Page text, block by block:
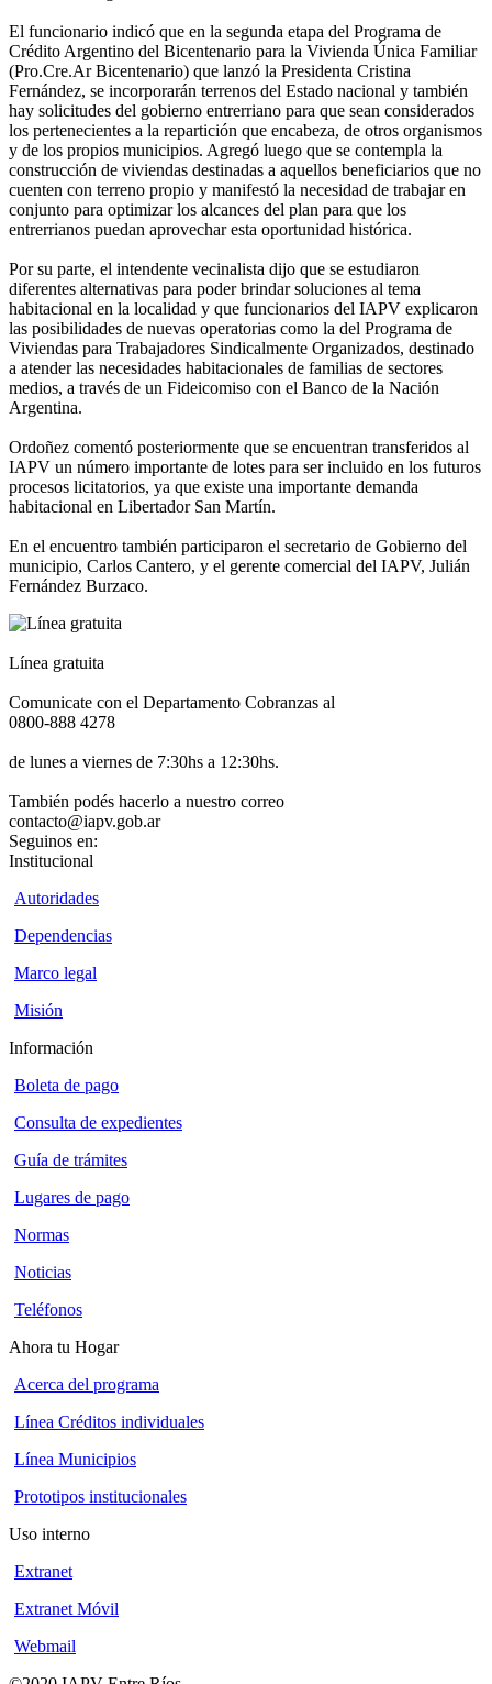
El funcionario indicó que en la segunda etapa del Programa de
Crédito Argentino del Bicentenario para la Vivienda Única Familiar
(Pro.Cre.Ar Bicentenario) que lanzó la Presidenta Cristina
Fernández, se incorporarán terrenos del Estado nacional y también
hay solicitudes del gobierno entrerriano para que sean considerados
los pertenecientes a la repartición que encabeza, de otros organismos
y de los propios municipios. Agregó luego que se contempla la
construcción de viviendas destinadas a aquellos beneficiarios que no
cuenten con terreno propio y manifestó la necesidad de trabajar en
conjunto para optimizar los alcances del plan para que los
entrerrianos puedan aprovechar esta oportunidad histórica.
Por su parte, el intendente vecinalista dijo que se estudiaron
diferentes alternativas para poder brindar soluciones al tema
habitacional en la localidad y que funcionarios del IAPV explicaron
las posibilidades de nuevas operatorias como la del Programa de
Viviendas para Trabajadores Sindicalmente Organizados, destinado
a atender las necesidades habitacionales de familias de sectores
medios, a través de un Fideicomiso con el Banco de la Nación
Argentina.
Ordoñez comentó posteriormente que se encuentran transferidos al
IAPV un número importante de lotes para ser incluido en los futuros
procesos licitatorios, ya que existe una importante demanda
habitacional en Libertador San Martín.
En el encuentro también participaron el secretario de Gobierno del
municipio, Carlos Cantero, y el gerente comercial del IAPV, Julián
Fernández Burzaco.
Línea gratuita
Comunicate con el Departamento Cobranzas al
0800-888 4278
de lunes a viernes de 7:30hs a 12:30hs.
También podés hacerlo a nuestro correo
contacto@iapv.gob.ar
Seguinos en:
Institucional
Autoridades
Dependencias
Marco legal
Misión
Información
Boleta de pago
Consulta de expedientes
Guía de trámites
Lugares de pago
Normas
Noticias
Teléfonos
Ahora tu Hogar
Acerca del programa
Línea Créditos individuales
Línea Municipios
Prototipos institucionales
Uso interno
Extranet
Extranet Móvil
Webmail